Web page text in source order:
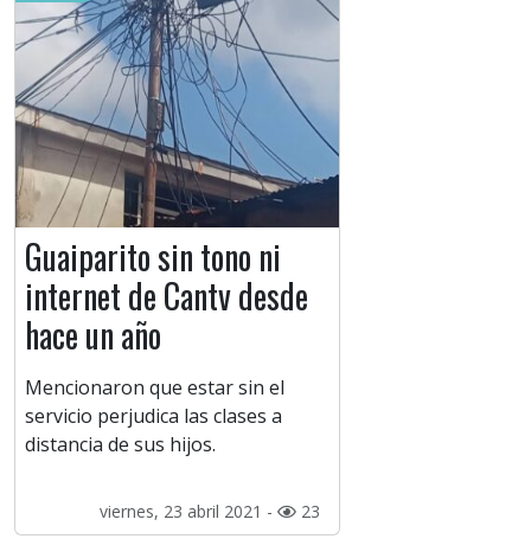
Guaiparito sin tono ni
internet de Cantv desde
hace un año
Mencionaron que estar sin el
servicio perjudica las clases a
distancia de sus hijos.
viernes, 23 abril 2021 - 23